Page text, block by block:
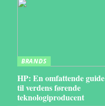
BRANDS
HP: En omfattende guide
til verdens førende
teknologiproducent